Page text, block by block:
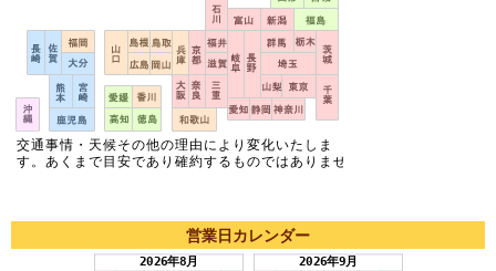
営業日カレンダー